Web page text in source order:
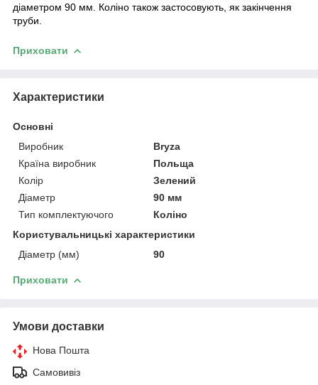
діаметром 90 мм. Коліно також застосовують, як закінчення
труби.
Приховати
Характеристики
Основні
Виробник
Bryza
Країна виробник
Польща
Колір
Зелений
Діаметр
90 мм
Тип комплектуючого
Коліно
Користувальницькі характеристики
Діаметр (мм)
90
Приховати
Умови доставки
Нова Пошта
Самовивіз